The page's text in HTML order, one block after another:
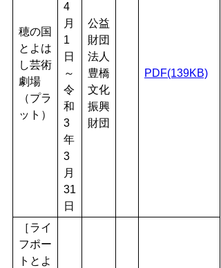
穂の国
とよは
し芸術
劇場
（プラ
ット）
4
月
1
日
～
令
和
3
年
3
月
31
日
公益
財団
法人
豊橋
文化
振興
財団
PDF(139KB)
［ライ
フポー
トとよ